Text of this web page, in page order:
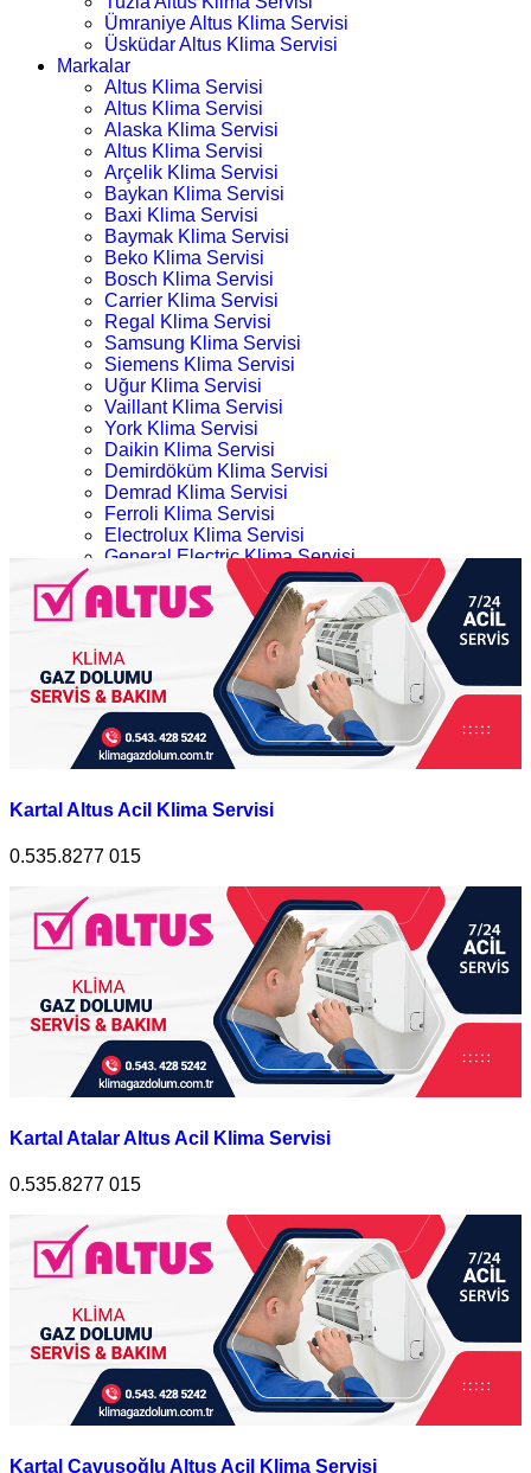
Ümraniye Altus Klima Servisi
Üsküdar Altus Klima Servisi
Markalar
Altus Klima Servisi
Altus Klima Servisi
Alaska Klima Servisi
Altus Klima Servisi
Arçelik Klima Servisi
Baykan Klima Servisi
Baxi Klima Servisi
Baymak Klima Servisi
Beko Klima Servisi
Bosch Klima Servisi
Carrier Klima Servisi
Regal Klima Servisi
Samsung Klima Servisi
Siemens Klima Servisi
Uğur Klima Servisi
Vaillant Klima Servisi
York Klima Servisi
Daikin Klima Servisi
Demirdöküm Klima Servisi
Demrad Klima Servisi
Ferroli Klima Servisi
Electrolux Klima Servisi
General Electric Klima Servisi
LG Klima Servisi
Midea Klima Servisi
Mitsubishi Klima Servisi
Profilo Klima Servisi
İletişim
Kartal Acil 724 Altus Klima Servisi
Kategoriler
Kartal Acil 724 Altus Klima Servisi
Kartal Altus Acil Klima Servisi
0.535.8277 015
Kartal Atalar Altus Acil Klima Servisi
0.535.8277 015
Kartal Çavuşoğlu Altus Acil Klima Servisi